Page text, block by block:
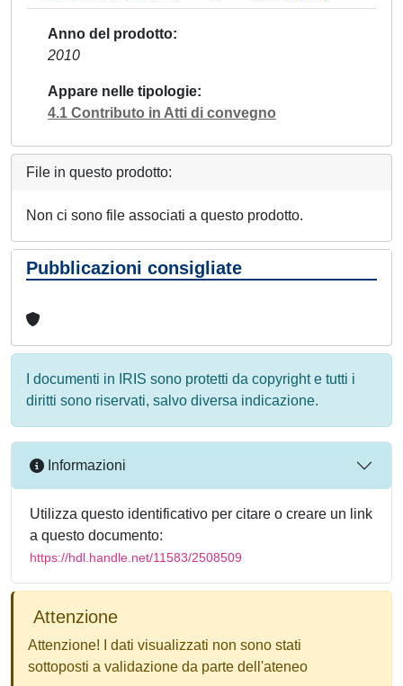
Anno del prodotto
2010
Appare nelle tipologie
4.1 Contributo in Atti di convegno
File in questo prodotto:
Non ci sono file associati a questo prodotto.
Pubblicazioni consigliate
I documenti in IRIS sono protetti da copyright e tutti i
diritti sono riservati, salvo diversa indicazione.
Informazioni
Utilizza questo identificativo per citare o creare un link
a questo documento:
https://hdl.handle.net/11583/2508509
Attenzione
Attenzione! I dati visualizzati non sono stati
sottoposti a validazione da parte dell'ateneo